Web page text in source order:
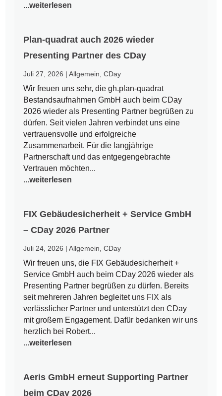
...weiterlesen
Plan-quadrat auch 2026 wieder
Presenting Partner des CDay
Juli 27, 2026 |Allgemein ,CDay
Wir freuen uns sehr, die gh.plan-quadrat
Bestandsaufnahmen GmbH auch beim CDay
2026 wieder als Presenting Partner begrüßen zu
dürfen. Seit vielen Jahren verbindet uns eine
vertrauensvolle und erfolgreiche
Zusammenarbeit. Für die langjährige
Partnerschaft und das entgegengebrachte
Vertrauen möchten...
...weiterlesen
FIX Gebäudesicherheit + Service GmbH
– CDay 2026 Partner
Juli 24, 2026 |Allgemein ,CDay
Wir freuen uns, die FIX Gebäudesicherheit +
Service GmbH auch beim CDay 2026 wieder als
Presenting Partner begrüßen zu dürfen. Bereits
seit mehreren Jahren begleitet uns FIX als
verlässlicher Partner und unterstützt den CDay
mit großem Engagement. Dafür bedanken wir uns
herzlich bei Robert...
...weiterlesen
Aeris GmbH erneut Supporting Partner
beim CDay 2026